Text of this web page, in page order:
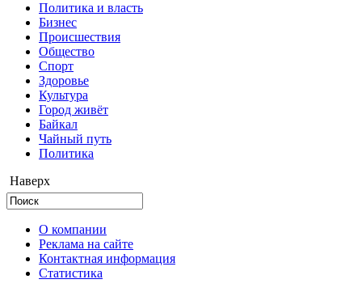
Политика и власть
Бизнес
Происшествия
Общество
Cпорт
Здоровье
Культура
Город живёт
Байкал
Чайный путь
Политика
Наверх
О компании
Реклама на сайте
Контактная информация
Статистика